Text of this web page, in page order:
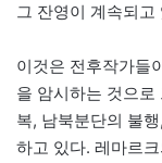
그 잔영이 계속되고
이것은 전후작가들
을 암시하는 것으
복, 남북분단의 불
하고 있다. 레마르